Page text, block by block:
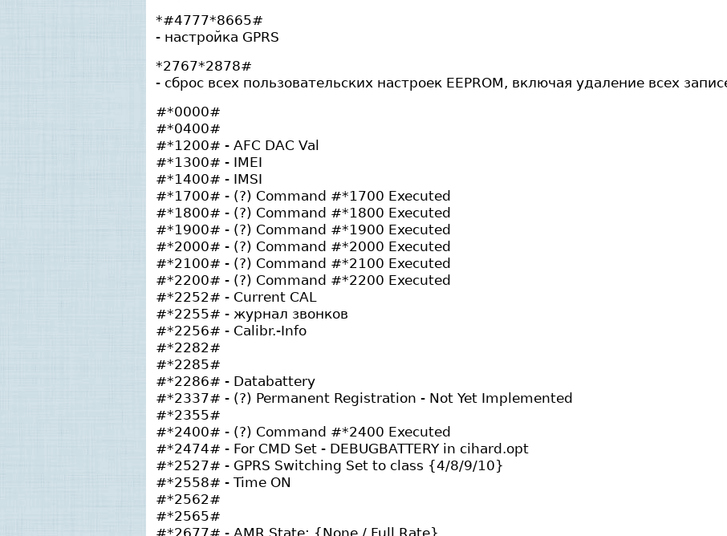
*#4777*8665#
- настройка GPRS
*2767*2878#
- сброс всех пользовательских настроек EEPROM, включая удаление всех
#*0000#
#*0400#
#*1200# - AFC DAC Val
#*1300# - IMEI
#*1400# - IMSI
#*1700# - (?) Command #*1700 Executed
#*1800# - (?) Command #*1800 Executed
#*1900# - (?) Command #*1900 Executed
#*2000# - (?) Command #*2000 Executed
#*2100# - (?) Command #*2100 Executed
#*2200# - (?) Command #*2200 Executed
#*2252# - Current CAL
#*2255# - журнал звонков
#*2256# - Calibr.-Info
#*2282#
#*2285#
#*2286# - Databattery
#*2337# - (?) Permanent Registration - Not Yet Implemented
#*2355#
#*2400# - (?) Command #*2400 Executed
#*2474# - For CMD Set - DEBUGBATTERY in cihard.opt
#*2527# - GPRS Switching Set to class {4/8/9/10}
#*2558# - Time ON
#*2562#
#*2565#
#*2677# - AMR State: {None / Full Rate}